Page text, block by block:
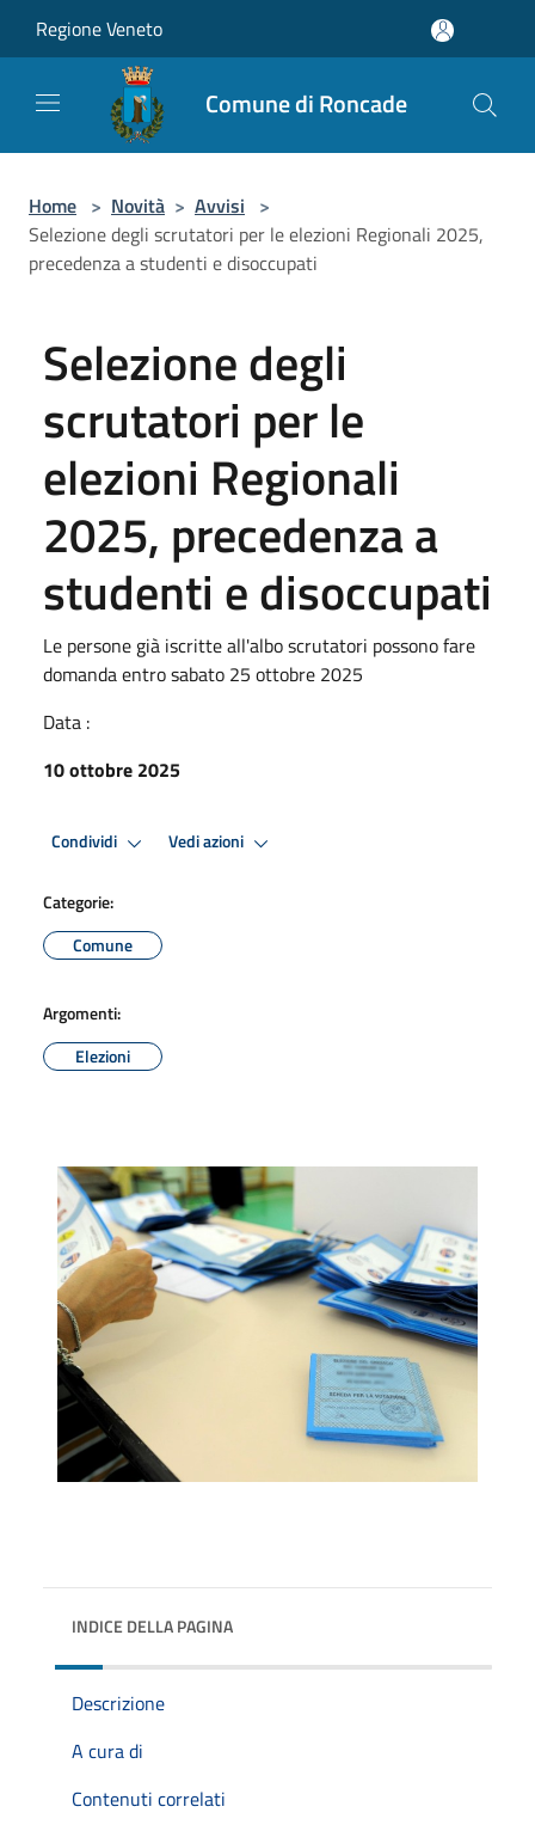
Regione Veneto
Comune di Roncade
Home > Novità > Avvisi >
Selezione degli scrutatori per le elezioni Regionali 2025,
precedenza a studenti e disoccupati
Selezione degli
scrutatori per le
elezioni Regionali
2025, precedenza a
studenti e disoccupati
Le persone già iscritte all'albo scrutatori possono fare
domanda entro sabato 25 ottobre 2025
Data :
10 ottobre 2025
Condividi Vedi azioni
Categorie:
Comune
Argomenti:
Elezioni
INDICE DELLA PAGINA
Descrizione
A cura di
Contenuti correlati